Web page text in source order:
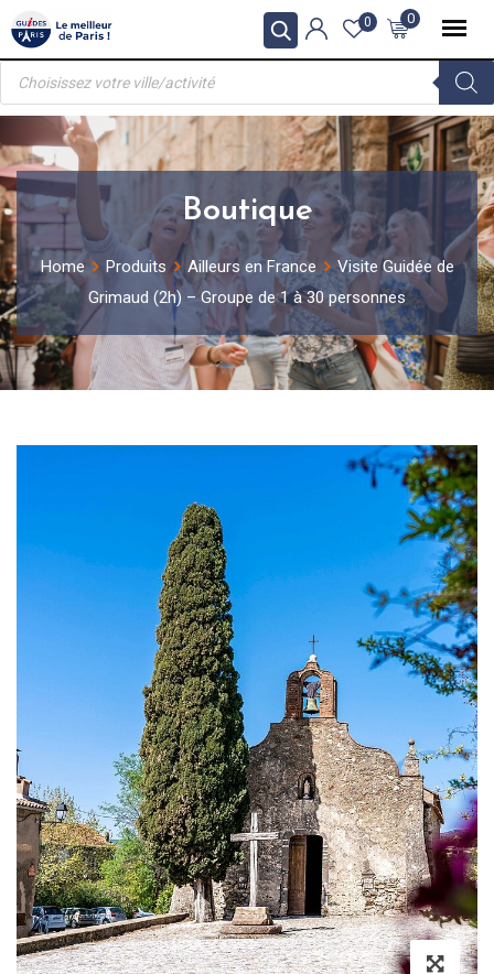
Skip
to
content
0
0
Recherche
produits
Boutique
Home Produits Ailleurs en France
Visite Guidée de
Grimaud (2h) – Groupe de 1 à 30 personnes